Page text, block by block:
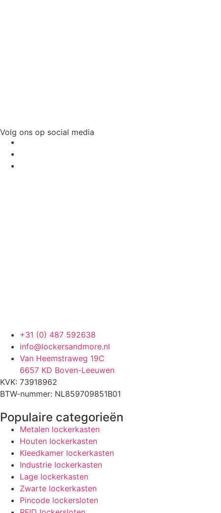
Volg ons op social media
+31 (0) 487 592638
info@lockersandmore.nl
Van Heemstraweg 19C
6657 KD Boven-Leeuwen
KVK: 73918962
BTW-nummer: NL859709851B01
Populaire categorieën
Metalen lockerkasten
Houten lockerkasten
Kleedkamer lockerkasten
Industrie lockerkasten
Lage lockerkasten
Zwarte lockerkasten
Pincode lockersloten